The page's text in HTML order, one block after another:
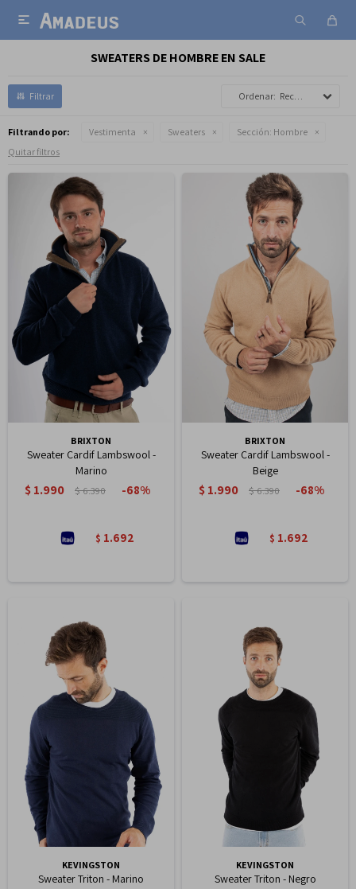

SWEATERS DE HOMBRE EN SALE
Recomendados
Filtrando por: Vestimenta Sweaters Sección: Hombre
Quitar filtros
BRIXTON
Sweater Cardif Lambswool -
Marino
$ 1.990 $6.390 68
$ 1.692
BRIXTON
Sweater Cardif Lambswool -
Beige
$ 1.990 $6.390 68
$ 1.692
KEVINGSTON
Sweater Triton - Marino
KEVINGSTON
Sweater Triton - Negro